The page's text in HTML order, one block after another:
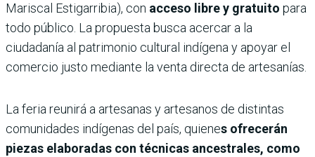
Mariscal Estigarribia), con acceso libre y gratuito para
todo público. La propuesta busca acercar a la
ciudadanía al patrimonio cultural indígena y apoyar el
comercio justo mediante la venta directa de artesanías.
La feria reunirá a artesanas y artesanos de distintas
comunidades indígenas del país, quienes ofrecerán
piezas elaboradas con técnicas ancestrales, como